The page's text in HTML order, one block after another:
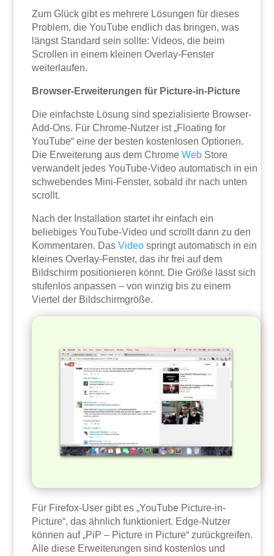
Zum Glück gibt es mehrere Lösungen für dieses
Problem, die YouTube endlich das bringen, was
längst Standard sein sollte: Videos, die beim
Scrollen in einem kleinen Overlay-Fenster
weiterlaufen.
Browser-Erweiterungen für Picture-in-Picture
Die einfachste Lösung sind spezialisierte Browser-
Add-Ons. Für Chrome-Nutzer ist „Floating for
YouTube“ eine der besten kostenlosen Optionen.
Die Erweiterung aus dem ChromeWeb Store
verwandelt jedes YouTube-Video automatisch in ein
schwebendes Mini-Fenster, sobald ihr nach unten
scrollt.
Nach der Installation startet ihr einfach ein
beliebiges YouTube-Video und scrollt dann zu den
Kommentaren. DasVideo springt automatisch in ein
kleines Overlay-Fenster, das ihr frei auf dem
Bildschirm positionieren könnt. Die Größe lässt sich
stufenlos anpassen – von winzig bis zu einem
Viertel der Bildschirmgröße.
Für Firefox-User gibt es „YouTube Picture-in-
Picture“, das ähnlich funktioniert. Edge-Nutzer
können auf „PiP – Picture in Picture“ zurückgreifen.
Alle diese Erweiterungen sind kostenlos und